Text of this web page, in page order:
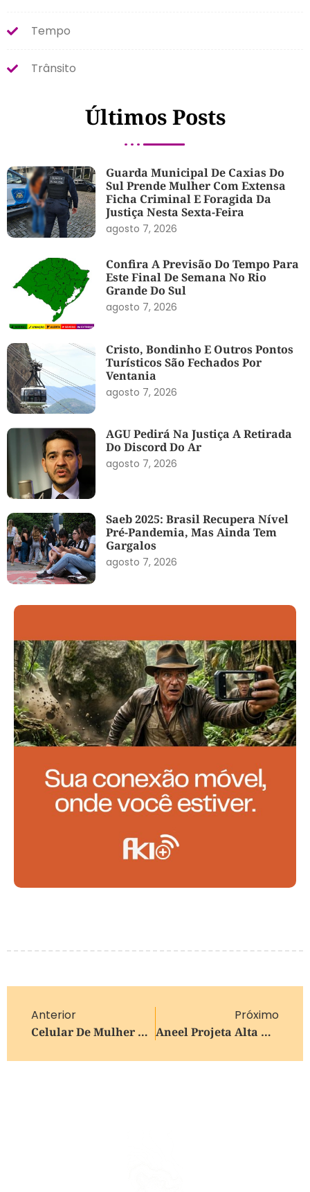
Tempo
Trânsito
Últimos Posts
Guarda Municipal De Caxias Do
Sul Prende Mulher Com Extensa
Ficha Criminal E Foragida Da
Justiça Nesta Sexta-Feira
agosto 7, 2026
Confira A Previsão Do Tempo Para
Este Final De Semana No Rio
Grande Do Sul
agosto 7, 2026
Cristo, Bondinho E Outros Pontos
Turísticos São Fechados Por
Ventania
agosto 7, 2026
AGU Pedirá Na Justiça A Retirada
Do Discord Do Ar
agosto 7, 2026
Saeb 2025: Brasil Recupera Nível
Pré-Pandemia, Mas Ainda Tem
Gargalos
agosto 7, 2026
Anterior
Celular De Mulher Desaparecida Esteve Na Área Rural De Gravataí Após Sumiço De Família Em Cachoeirinha, Diz Laudo
Próximo
Aneel Projeta Alta De 8% Em Tarifas De Energia Em 2026